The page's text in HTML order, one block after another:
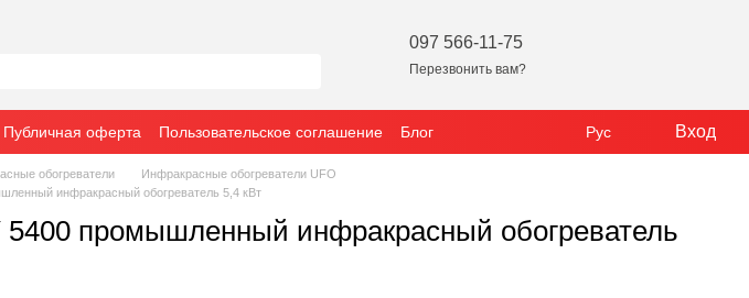
097 566-11-75
Перезвонить вам?
Публичная оферта Пользовательское соглашение Блог Рус Вход
обогреватели
Инфракрасные обогреватели UFO
инфракрасный обогреватель 5,4 кВт
5400 промышленный инфракрасный обогреватель